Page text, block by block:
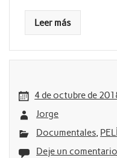
Leer más
4 de octubre de
Jorge
Documentales,
Deje un comentario